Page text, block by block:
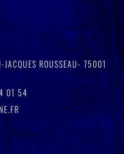
ROUSSEAU- 75001
01 54